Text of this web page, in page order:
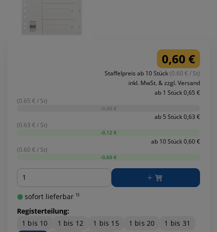
0,60 €
Staffelpreis ab 10 Stück(0.60 € / St)
inkl. MwSt. & zzgl. Versand
ab 1 Stück 0,65 €
(0.65 € / St)
-0,00 €
ab 5 Stück 0,63 €
(0.63 € / St)
-0,12 €
ab 10 Stück 0,60 €
(0.60 € / St)
-0,60 €
Menge
sofort lieferbar ¹⁾
Registerteilung:
1 bis 10
1 bis 12 1 bis 15 1 bis 20
1 bis 31